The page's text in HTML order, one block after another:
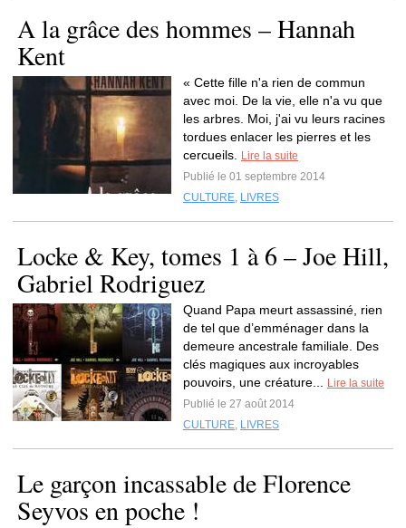
A la grâce des hommes – Hannah
Kent
« Cette fille n'a rien de commun
avec moi. De la vie, elle n'a vu que
les arbres. Moi, j'ai vu leurs racines
tordues enlacer les pierres et les
cercueils.
Lire la suite
Publié le 01 septembre 2014
CULTURE, LIVRES
Locke & Key, tomes 1 à 6 – Joe Hill,
Gabriel Rodriguez
Quand Papa meurt assassiné, rien
de tel que d’emménager dans la
demeure ancestrale familiale. Des
clés magiques aux incroyables
pouvoirs, une créature...
Lire la suite
Publié le 27 août 2014
CULTURE, LIVRES
Le garçon incassable de Florence
Seyvos en poche !